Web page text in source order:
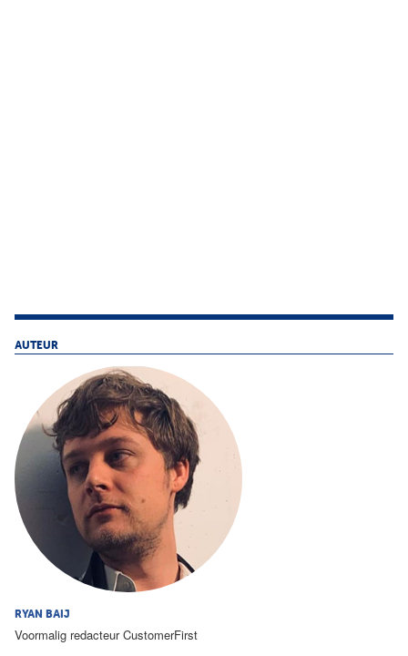
AUTEUR
RYAN BAIJ
Voormalig redacteur CustomerFirst